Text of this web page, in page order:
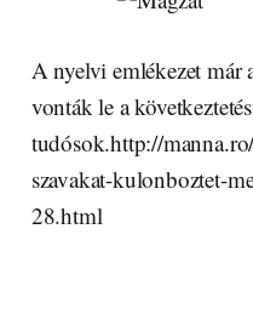
A nyelvi emlékezet már
vonták le a
tudósok.http://
szavakat-kulonboztet-
28.html